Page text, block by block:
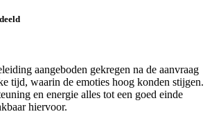
aangeboden gekregen na de aanvraag
tijd, waarin de emoties hoog konden stijgen.
en energie alles tot een goed einde
hiervoor.